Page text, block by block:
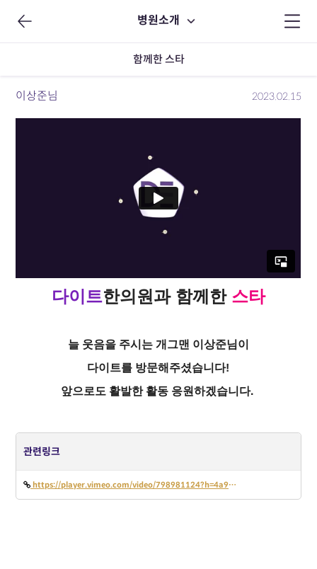
병원소개
함께한 스타
이상준님 2023.02.15
다이트한의원 과함께한 스타
늘 웃음을 주시는 개그맨 이상준님이
다이트를 방문해주셨습니다!
앞으로도 활발한 활동 응원하겠습니다.
관련링크
https://player.vimeo.com/video/798981124?h=4a931337cc